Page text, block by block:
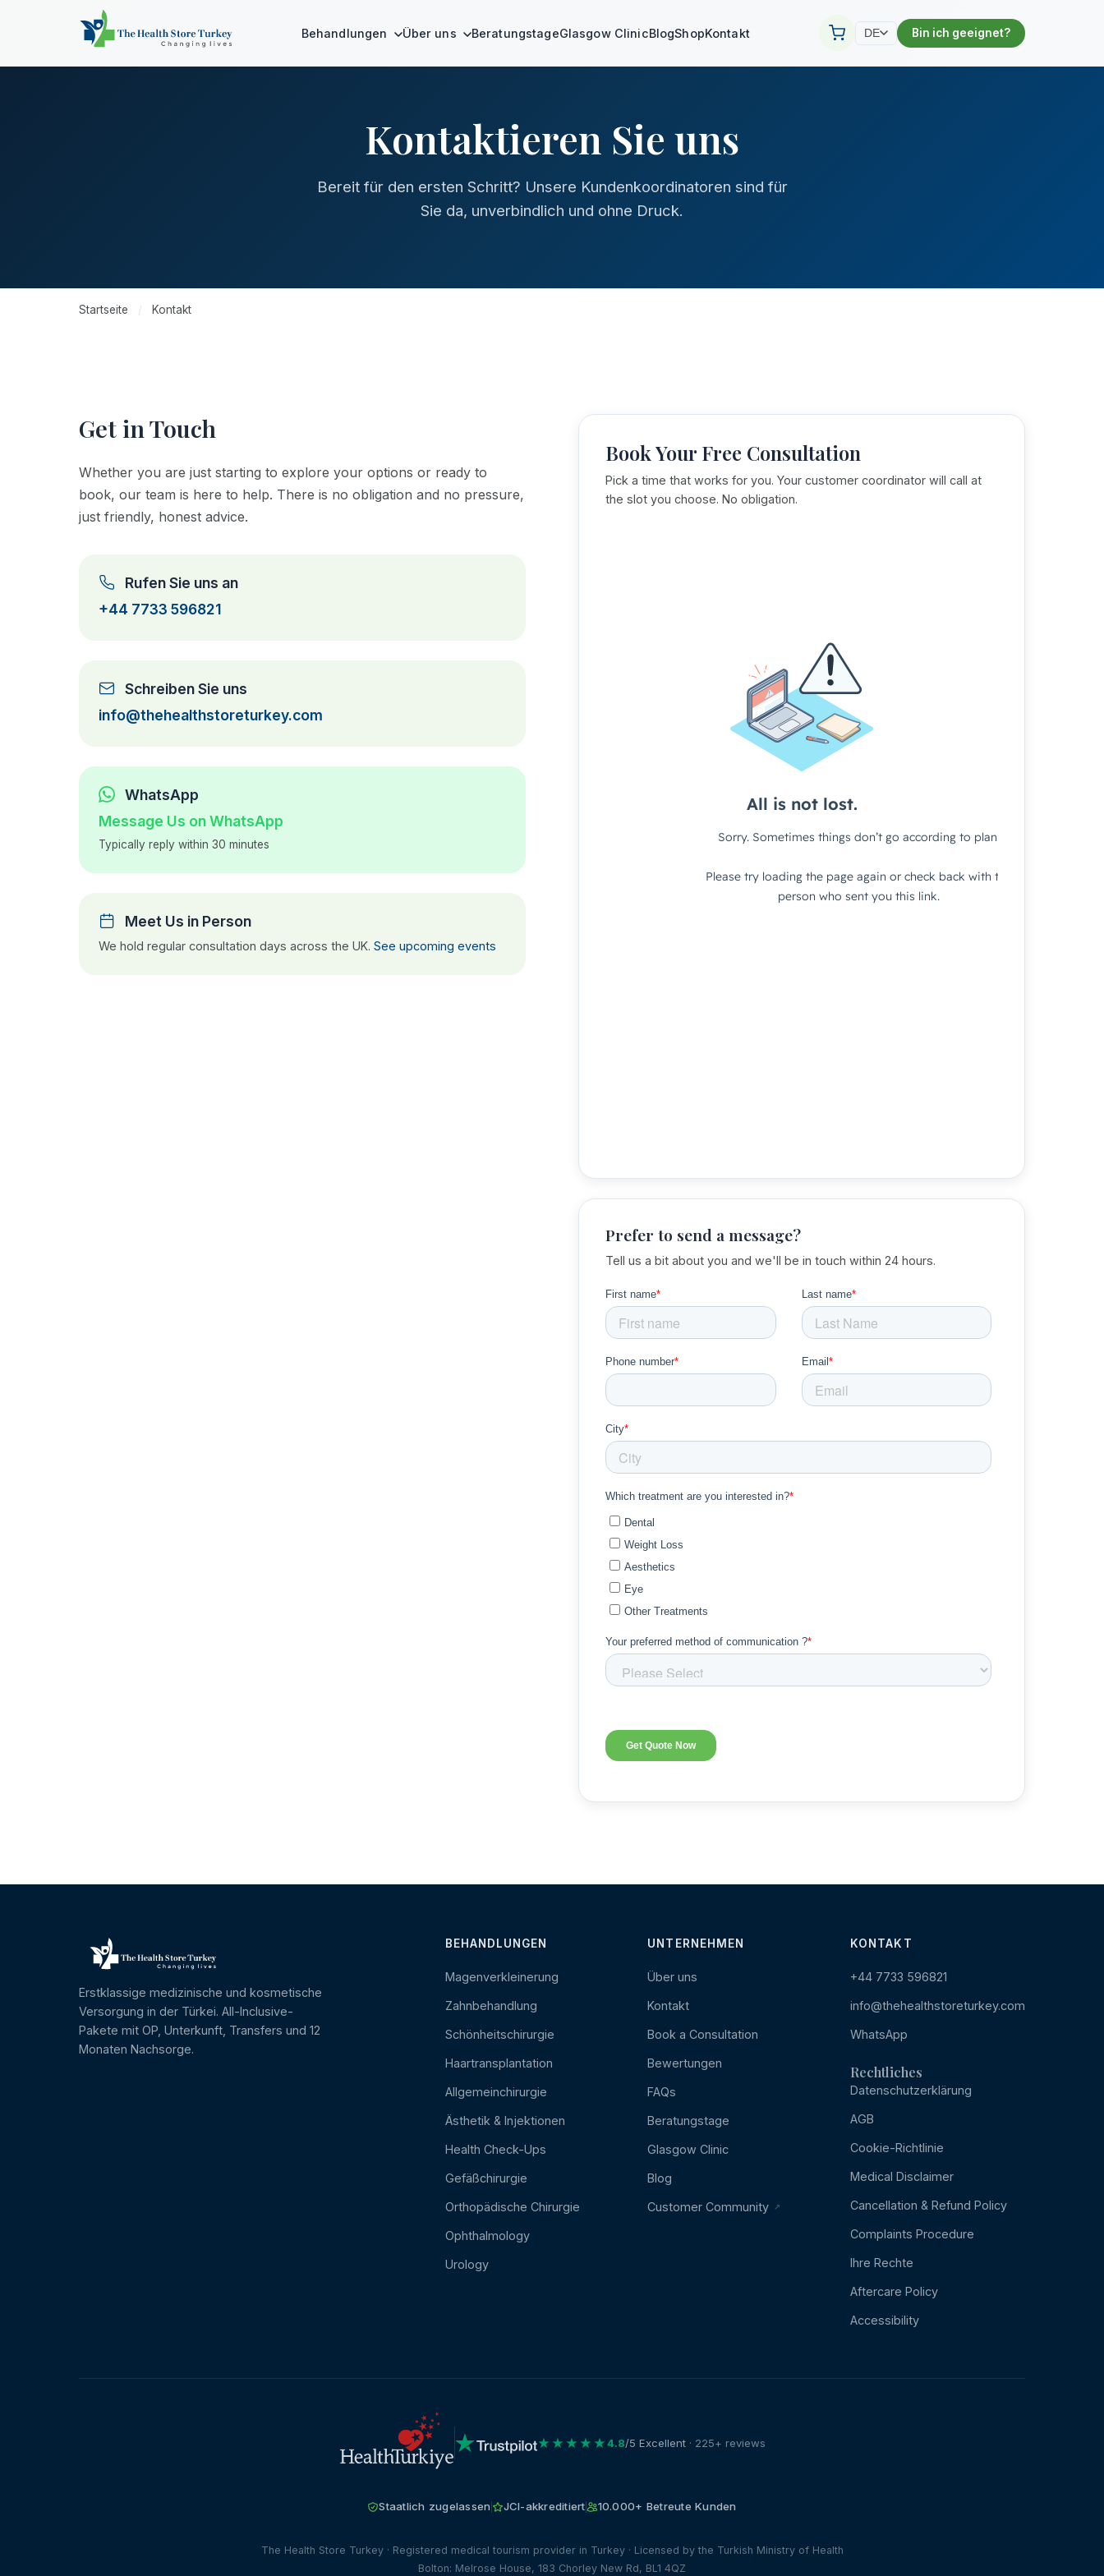
Behandlungen Über uns BeratungstageGlasgow ClinicBlogShopKontakt DE Bin ich geeignet?
Kontaktieren Sie uns
Bereit für den ersten Schritt? Unsere Kundenkoordinatoren sind für
Sie da, unverbindlich und ohne Druck.
Startseite / Kontakt
Get in Touch
Whether you are just starting to explore your options or ready to
book, our team is here to help. There is no obligation and no pressure,
just friendly, honest advice.
Rufen Sie uns an
+44 7733 596821
Schreiben Sie uns
info@thehealthstoreturkey.com
WhatsApp
Message Us on WhatsApp
Typically reply within 30 minutes
Meet Us in Person
We hold regular consultation days across the UK. See upcoming events
Book Your Free Consultation
Pick a time that works for you. Your customer coordinator will call at
the slot you choose. No obligation.
Prefer to send a message?
Tell us a bit about you and we'll be in touch within 24 hours.
Erstklassige medizinische und kosmetische
Versorgung in der Türkei. All-Inclusive-
Pakete mit OP, Unterkunft, Transfers und 12
Monaten Nachsorge.
BEHANDLUNGEN
Magenverkleinerung
Zahnbehandlung
Schönheitschirurgie
Haartransplantation
Allgemeinchirurgie
Ästhetik & Injektionen
Health Check-Ups
Gefäßchirurgie
Orthopädische Chirurgie
Ophthalmology
Urology
UNTERNEHMEN
Über uns
Kontakt
Book a Consultation
Bewertungen
FAQs
Beratungstage
Glasgow Clinic
Blog
Customer Community
KONTAKT
+44 7733 596821
info@thehealthstoreturkey.com
WhatsApp
Rechtliches
Datenschutzerklärung
AGB
Cookie-Richtlinie
Medical Disclaimer
Cancellation & Refund Policy
Complaints Procedure
Ihre Rechte
Aftercare Policy
Accessibility
★★★★★4.8/5 Excellent · 225+ reviews
Staatlich zugelassen JCI-akkreditiert 10.000+ Betreute Kunden
The Health Store Turkey · Registered medical tourism provider in Turkey · Licensed by the Turkish Ministry of Health
Bolton: Melrose House, 183 Chorley New Rd, BL1 4QZ